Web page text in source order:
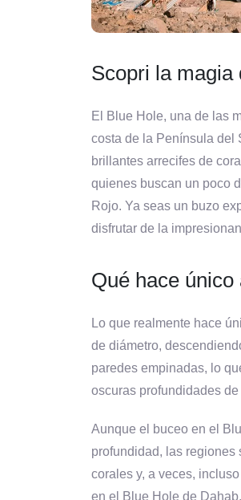
Scopri la magia
El Blue Hole, una de las
costa de la Península del
brillantes arrecifes de
quienes buscan un poco
Rojo. Ya seas un buzo
disfrutar de la
Qué hace
Lo que realmente hace
de diámetro,
paredes empinadas, lo
oscuras profundidades
Aunque el buceo en el
profundidad, las regiones
corales y, a veces,
en el Blue Hole de Dahab.